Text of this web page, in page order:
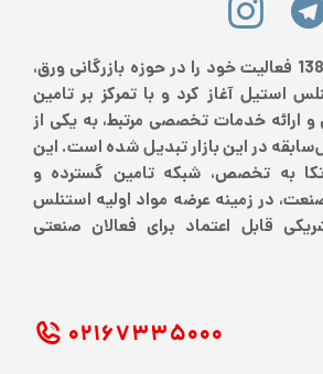
استیل رخ از سال 1386 فعالیت خود را در حوزه بازرگانی ورق،
استیل آغاز کرد و با تمرکز بر تامین
و ارائه خدمات تخصصی مرتبط، به یکی از
در این بازار تبدیل شده است. این
به تخصص، شبکه تامین گسترده و
در زمینه عرضه مواد اولیه استنلس
قابل اعتماد برای فعالان صنعتی
۰۲۱ ۶۷۳۳۵۰۰۰